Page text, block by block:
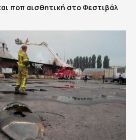
ποπ αισθητική στο Φεστιβάλ